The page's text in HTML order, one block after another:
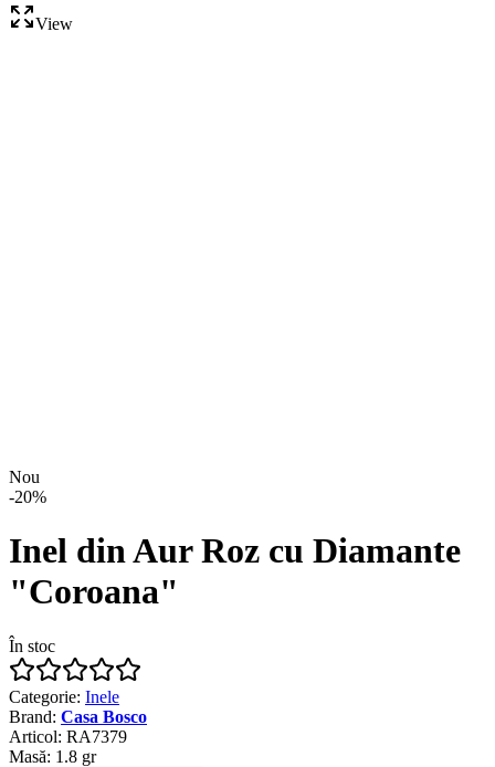
View
Nou
-20%
Inel din Aur Roz cu Diamante
"Coroana"
În stoc
Categorie: Inele
Brand: Casa Bosco
Articol: RA7379
Masă: 1.8 gr